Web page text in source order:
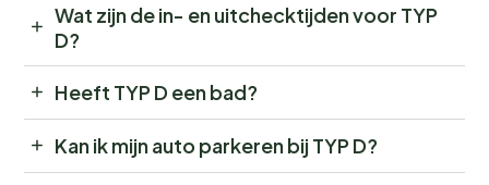
Wat zijn de in- en uitchecktijden voor TYP
D?
Heeft TYP D een bad?
Kan ik mijn auto parkeren bij TYP D?